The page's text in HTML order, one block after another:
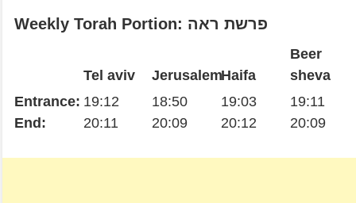
Weekly Torah Portion: פרשת ראה
Entrance:
End:
Tel aviv
19:12
20:11
Jerusalem
18:50
20:09
Haifa
19:03
20:12
Beer
sheva
19:11
20:09